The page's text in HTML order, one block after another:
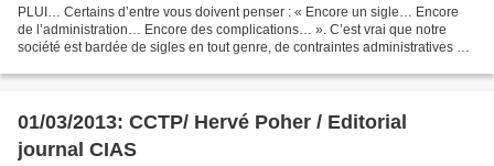
PLUI… Certains d’entre vous doivent penser : « Encore un sigle… Encore
de l’administration… Encore des complications… ». C’est vrai que notre
société est bardée de sigles en tout genre, de contraintes administratives et
01/03/2013: CCTP/ Hervé Poher / Editorial
journal CIAS